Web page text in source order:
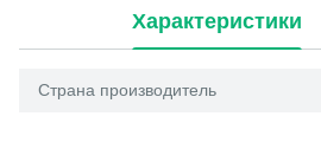
Характеристики
Страна производитель